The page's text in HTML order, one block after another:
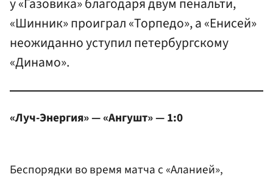
у «Газовика» благодаря двум пенальти,
«Шинник» проиграл «Торпедо», а «Енисей»
неожиданно уступил петербургскому
«Динамо».
«Луч-Энергия» — «Ангушт» — 1:0
Беспорядки во время матча с «Аланией»,